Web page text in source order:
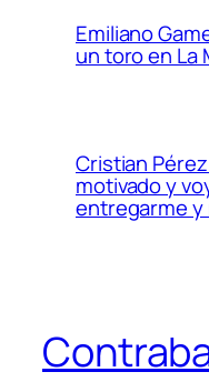
Emiliano
un toro en La
Cristian
motivado y
entregarme y